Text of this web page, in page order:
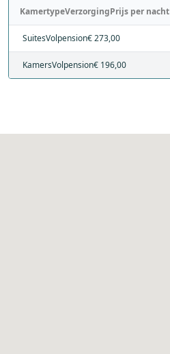
KamertypeVerzorgingPrijs per nacht
SuitesVolpension€ 273,00
KamersVolpension€ 196,00